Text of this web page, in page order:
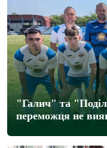
"Галич" та
переможця не